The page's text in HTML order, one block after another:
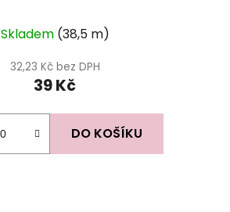
Skladem (38,5 m)
32,23 Kč bez DPH
39 Kč
DO KOŠÍKU